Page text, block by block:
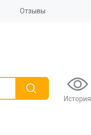
Отзывы
История